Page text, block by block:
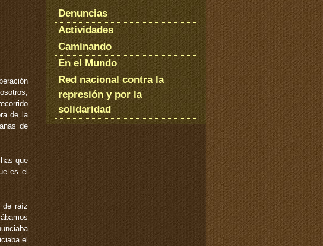
de la
de
que
es el
de raíz
el
Denuncias
Actividades
Caminando
En el Mundo
Red nacional contra la
represión y por la
solidaridad